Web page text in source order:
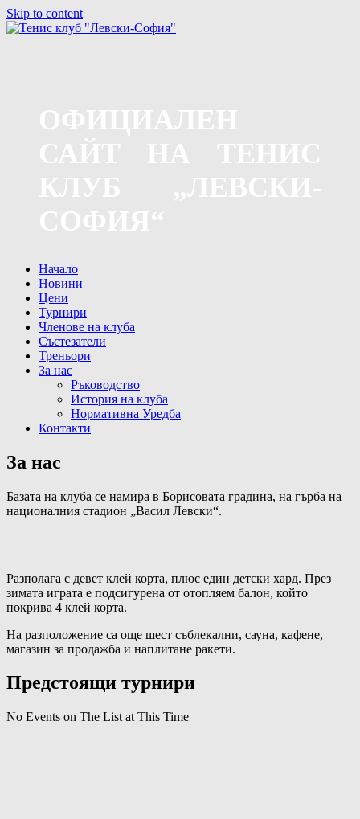
Skip to content
Начало
Новини
Цени
Турнири
Членове на клуба
Състезатели
Треньори
За нас
Ръководство
История на клуба
Нормативна Уредба
Контакти
За нас
Базата на клуба се намира в Борисовата градина, на гърба на
националния стадион „Васил Левски“.
Разполага с девет клей корта, плюс един детски хард. През
зимата играта е подсигурена от отопляем балон, който
покрива 4 клей корта.
На разположение са още шест съблекални, сауна, кафене,
магазин за продажба и наплитане ракети.
Предстоящи турнири
No Events on The List at This Time